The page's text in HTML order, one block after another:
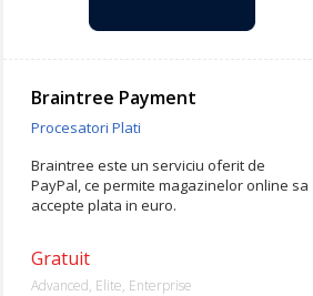
Braintree Payment
Procesatori Plati
Braintree este un serviciu oferit de
PayPal, ce permite magazinelor online sa
accepte plata in euro.
Gratuit
Advanced, Elite, Enterprise